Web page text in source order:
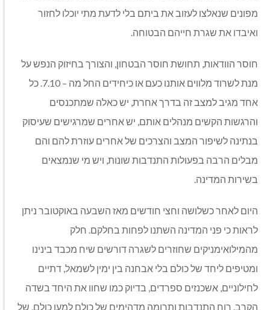
מפונים שנאלצו לעזוב את ביתם בלי לדעת מתי יוכלו לחזור
ואיבדו את שגרת חייהם הבטוחה.
חוסר הוודאות, תחושת חוסר הבטחון, והצורך בחיזוק הנפש על
מנת לשרוד מלווים אותנו כעם או כיחידים החל מה – 7.10. כל
אחד מגיב למצב זה בדרך אחרת, יש כאלה שמתכנסים
והרגשות הקשים מנהלים אותם, יש אחרים שמרגישים שעיסוק
בנתינה לשיפור המצב והצרכים של אחרים עוזרת להם והם
מבלים הרבה בפעולות התנדבות שונות, ויש מי שנמצאים
בשירות המדינה.
היום לאחר כשלושה וחצי חודשים מאז השבעה באוקטובר ניתן
לראות כי פני המדינה השתנו לפחות בחלקם. חלק
מהמילואימניקים שחוזרים לשגרה דורשים שיח מכבד בינינו
ומטיפים ליחד של כולם בלי אבחנה בין ימין לשמאל, דתיים
לחילוניים, אשכנזים ספרדים, בדיוק כמו שחוו את היחד בשדה
הקרב. רוח התנדבות ותרומה מדהימים של כולם למען כולם, של